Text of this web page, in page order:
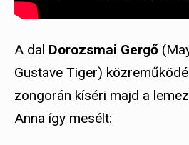
A dal Dorozsmai Gergő
Gustave Tiger)
zongorán kíséri majd a
Anna így mesélt: